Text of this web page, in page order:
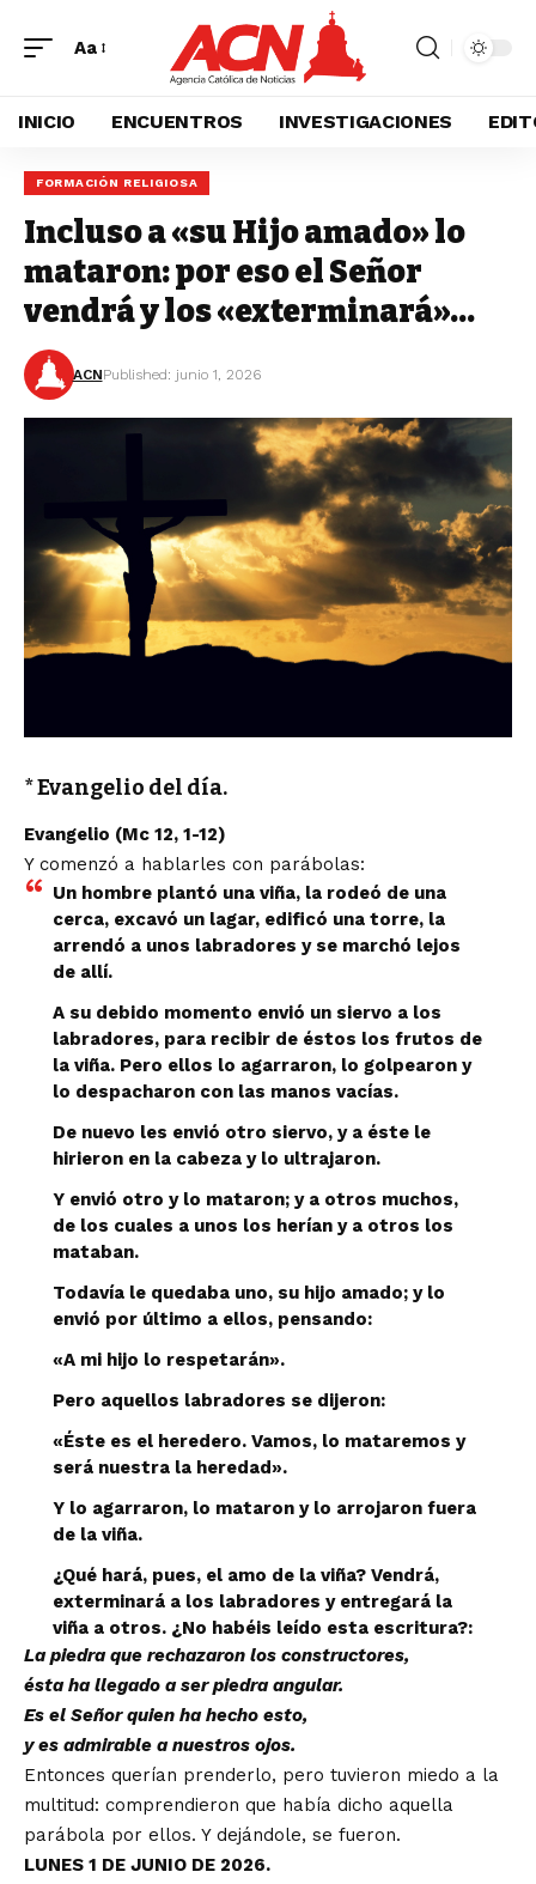
Aa
INICIO ENCUENTROS INVESTIGACIONES
FORMACIÓN RELIGIOSA
Incluso a «su Hijo amado» lo
mataron: por eso el Señor
vendrá y los «exterminará»…
ACNPublished: junio 1, 2026
* Evangelio del día.
Evangelio (Mc 12, 1-12)
Y comenzó a hablarles con parábolas:
Un hombre plantó una viña, la rodeó de una
cerca, excavó un lagar, edificó una torre, la
arrendó a unos labradores y se marchó lejos
de allí.
A su debido momento envió un siervo a los
labradores, para recibir de éstos los frutos de
la viña. Pero ellos lo agarraron, lo golpearon y
lo despacharon con las manos vacías.
De nuevo les envió otro siervo, y a éste le
hirieron en la cabeza y lo ultrajaron.
Y envió otro y lo mataron; y a otros muchos,
de los cuales a unos los herían y a otros los
mataban.
Todavía le quedaba uno, su hijo amado; y lo
envió por último a ellos, pensando:
«A mi hijo lo respetarán».
Pero aquellos labradores se dijeron:
«Éste es el heredero. Vamos, lo mataremos y
será nuestra la heredad».
Y lo agarraron, lo mataron y lo arrojaron fuera
de la viña.
¿Qué hará, pues, el amo de la viña? Vendrá,
exterminará a los labradores y entregará la
viña a otros. ¿No habéis leído esta escritura?:
La piedra que rechazaron los constructores,
ésta ha llegado a ser piedra angular.
Es el Señor quien ha hecho esto,
y es admirable a nuestros ojos.
Entonces querían prenderlo, pero tuvieron miedo a la
multitud: comprendieron que había dicho aquella
parábola por ellos. Y dejándole, se fueron.
LUNES 1 DE JUNIO DE 2026.